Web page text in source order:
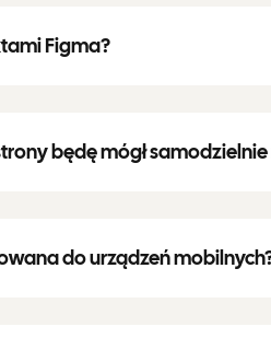
Figma?
będę mógł
do urządzeń